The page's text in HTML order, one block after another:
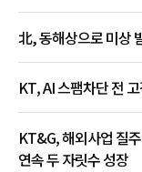
北, 동해상으로 미상
KT, AI 스팸차단 전
KT&G, 해외사업 질
연속 두 자릿수 성장